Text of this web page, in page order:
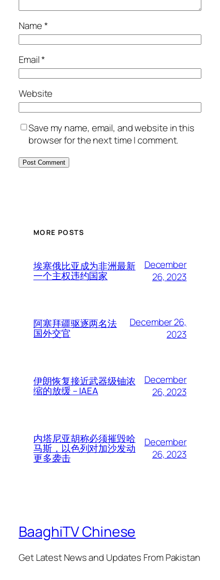
Name*
Email*
Website
Save my name, email, and website in this
browser for the next time I comment.
MORE POSTS
埃塞俄比亚成为非洲最新
一个主权违约国家
December
26, 2023
阿塞拜疆驱逐两名法
国外交官
December 26,
2023
伊朗恢复接近武器级铀浓
缩的放缓 – IAEA
December
26, 2023
内塔尼亚胡称必须摧毁哈
马斯，以色列对加沙发动
更多袭击
December
26, 2023
BaaghiTV Chinese
Get Latest News and Updates From Pakistan